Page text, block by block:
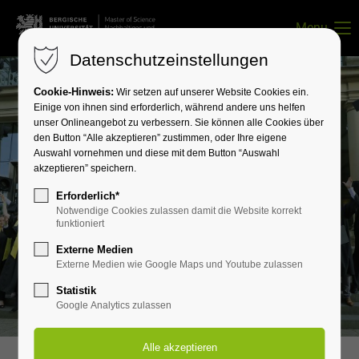
Login
Benutzername
Passwort
Anmelden
Register|Lost your password?
Menu
Datenschutzeinstellungen
Cookie-Hinweis: Wir setzen auf unserer Website Cookies ein.
Einige von ihnen sind erforderlich, während andere uns helfen
unser Onlineangebot zu verbessern. Sie können alle Cookies über
den Button “Alle akzeptieren” zustimmen, oder Ihre eigene
Auswahl vornehmen und diese mit dem Button “Auswahl
akzeptieren” speichern.
Erforderlich*
Notwendige Cookies zulassen damit die Website korrekt
funktioniert
Externe Medien
Externe Medien wie Google Maps und Youtube zulassen
Statistik
Google Analytics zulassen